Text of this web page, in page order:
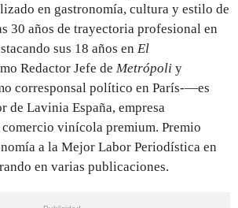
en gastronomía, cultura y estilo de
30 años de trayectoria profesional en
sus 18 años en El
Redactor Jefe de Metrópoli y
corresponsal político en París-—es
de Lavinia España, empresa
vinícola premium. Premio
a la Mejor Labor Periodística en
en varias publicaciones.